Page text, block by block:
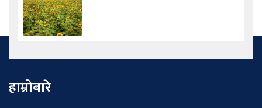
हाम्रोबारे